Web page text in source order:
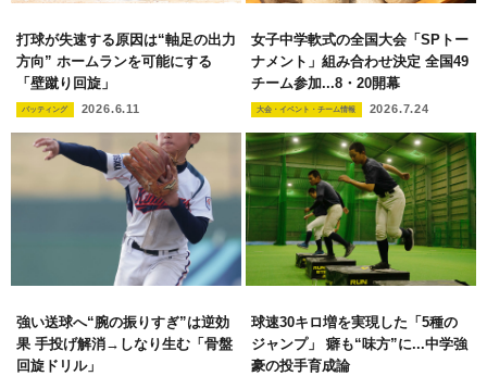
打球が失速する原因は“軸足の出力
方向” ホームランを可能にする
「壁蹴り回旋」
バッティング 2026.6.11
女子中学軟式の全国大会「SPトー
ナメント」組み合わせ決定 全国49
チーム参加...8・20開幕
大会・イベント・チーム情報 2026.7.24
強い送球へ“腕の振りすぎ”は逆効
果 手投げ解消→しなり生む「骨盤
回旋ドリル」
球速30キロ増を実現した「5種の
ジャンプ」 癖も“味方”に...中学強
豪の投手育成論